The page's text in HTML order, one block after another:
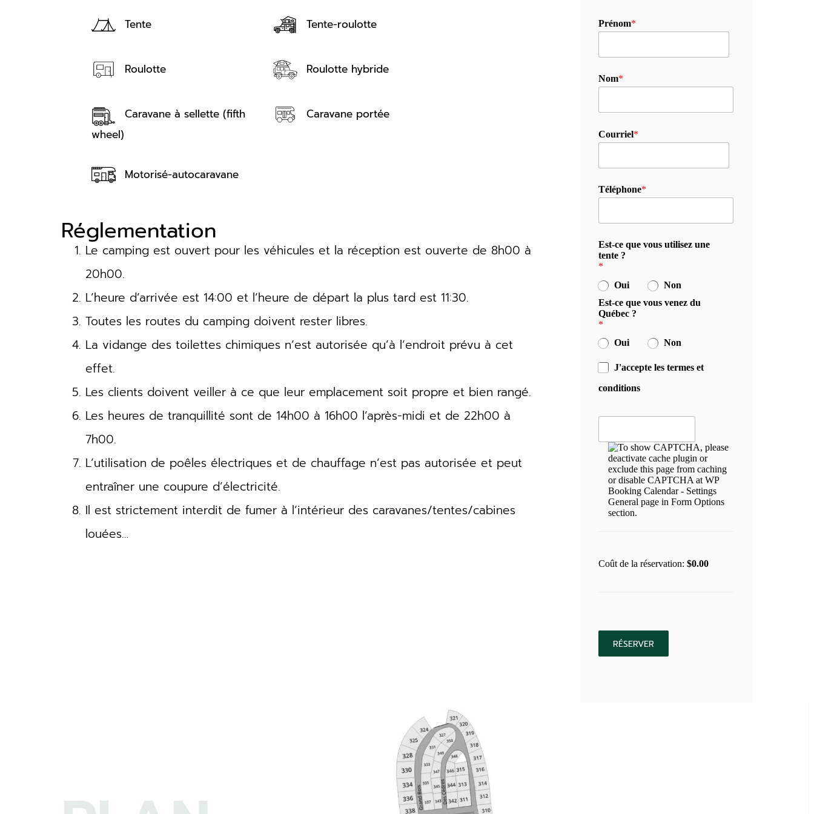
Tente Tente-roulotte
Roulotte Roulotte hybride
Caravane à sellette (fifth
wheel)
Caravane portée
Motorisé-autocaravane
Réglementation
Le camping est ouvert pour les véhicules et la réception est ouverte de 8h00 à
20h00.
L’heure d’arrivée est 14:00 et l’heure de départ la plus tard est 11:30.
Toutes les routes du camping doivent rester libres.
La vidange des toilettes chimiques n’est autorisée qu’à l’endroit prévu à cet
effet.
Les clients doivent veiller à ce que leur emplacement soit propre et bien rangé.
Les heures de tranquillité sont de 14h00 à 16h00 l’après-midi et de 22h00 à
7h00.
L’utilisation de poêles électriques et de chauffage n’est pas autorisée et peut
entraîner une coupure d’électricité.
Il est strictement interdit de fumer à l’intérieur des caravanes/tentes/cabines
louées…
Prénom*
Nom*
Courriel*
Téléphone*
Est-ce que vous utilisez une
tente ?
*
Oui
Non
Est-ce que vous venez du
Québec ?
*
Oui
Non
J'accepte les termes et
conditions
Coût de la réservation: $0.00